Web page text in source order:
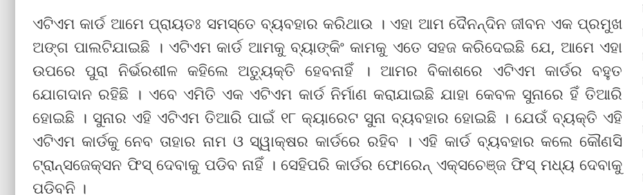
ଏଟିଏମ କାର୍ଡ ଆମେ ପ୍ରାୟତଃ ସମସ୍ତେ ବ୍ୟବହାର କରିଥାଉ । ଏହା ଆମ ଦୈନନ୍ଦିନ ଜୀବନ ଏକ ପ୍ରମୁଖ
ଅଙ୍ଗ ପାଲଟିଯାଇଛି । ଏଟିଏମ କାର୍ଡ ଆମକୁ ବ୍ୟାଙ୍କିଂ କାମକୁ ଏତେ ସହଜ କରିଦେଇଛି ଯେ, ଆମେ ଏହା
ଉପରେ ପୁରା ନିର୍ଭରଶୀଳ କହିଲେ ଅତ୍ୟୁକ୍ତି ହେବନାହିଁ । ଆମର ବିକାଶରେ ଏଟିଏମ କାର୍ଡର ବହୁତ
ଯୋଗଦାନ ରହିଛି । ଏବେ ଏମିତି ଏକ ଏଟିଏମ କାର୍ଡ ନିର୍ମାଣ କରାଯାଇଛି ଯାହା କେବଳ ସୁନାରେ ହିଁ ତିଆରି
ହୋଇଛି । ସୁନାର ଏହି ଏଟିଏମ ତିଆରି ପାଇଁ ୧୮ କ୍ୟାରେଟ ସୁନା ବ୍ୟବହାର ହୋଇଛି । ଯେଉଁ ବ୍ୟକ୍ତି ଏହି
ଏଟିଏମ କାର୍ଡକୁ ନେବ ତାହାର ନାମ ଓ ସ୍ୱାକ୍ଷର କାର୍ଡରେ ରହିବ । ଏହି କାର୍ଡ ବ୍ୟବହାର କଲେ କୌଣସି
ଟ୍ରାନ୍ସଜେକ୍ସନ ଫିସ୍ ଦେବାକୁ ପଡିବ ନାହିଁ । ସେହିପରି କାର୍ଡର ଫୋରେନ୍ ଏକ୍ସଚେଞ୍ଜ ଫିସ୍ ମଧ୍ୟ ଦେବାକୁ
ପଡିବନି ।